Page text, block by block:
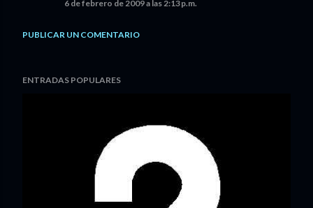
6 de febrero de 2009 a las 2:13 p.m.
PUBLICAR UN COMENTARIO
ENTRADAS POPULARES